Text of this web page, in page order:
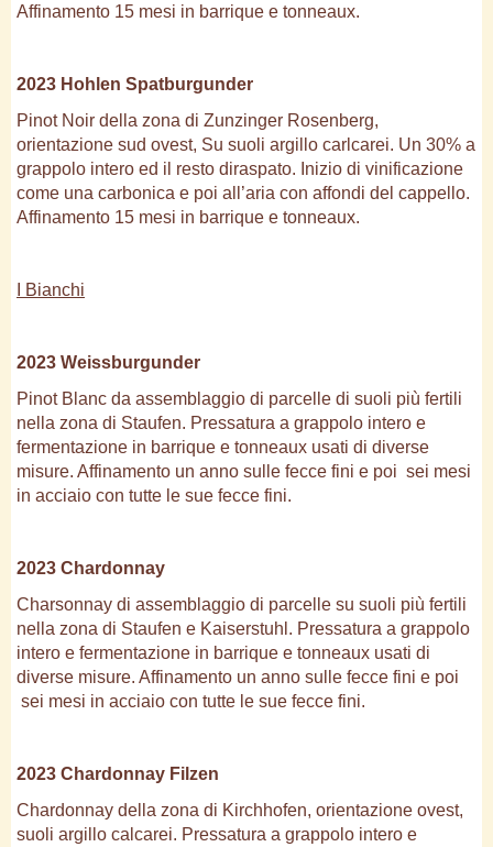
Affinamento 15 mesi in barrique e tonneaux.
2023 Hohlen Spatburgunder
Pinot Noir della zona di Zunzinger Rosenberg,
orientazione sud ovest, Su suoli argillo carlcarei. Un 30% a
grappolo intero ed il resto diraspato. Inizio di vinificazione
come una carbonica e poi all’aria con affondi del cappello.
Affinamento 15 mesi in barrique e tonneaux.
I Bianchi
2023 Weissburgunder
Pinot Blanc da assemblaggio di parcelle di suoli più fertili
nella zona di Staufen. Pressatura a grappolo intero e
fermentazione in barrique e tonneaux usati di diverse
misure. Affinamento un anno sulle fecce fini e poi sei mesi
in acciaio con tutte le sue fecce fini.
2023 Chardonnay
Charsonnay di assemblaggio di parcelle su suoli più fertili
nella zona di Staufen e Kaiserstuhl. Pressatura a grappolo
intero e fermentazione in barrique e tonneaux usati di
diverse misure. Affinamento un anno sulle fecce fini e poi
sei mesi in acciaio con tutte le sue fecce fini.
2023 Chardonnay Filzen
Chardonnay della zona di Kirchhofen, orientazione ovest,
suoli argillo calcarei. Pressatura a grappolo intero e